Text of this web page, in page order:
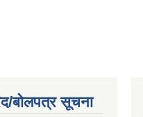
बोलपत्र सूचना